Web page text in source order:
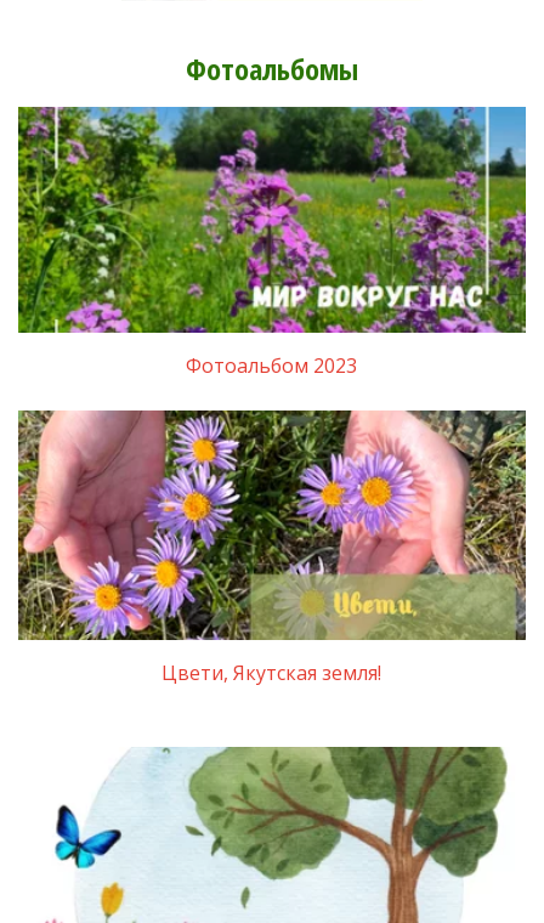
Фотоальбомы
Фотоальбом 2023
Цвети, Якутская земля!